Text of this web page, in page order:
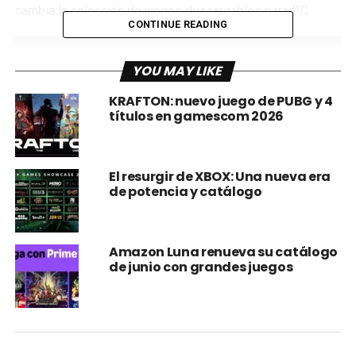
cambia la colección de juegos descargables para PC.
Este mes, ¡Luna tiene todo cubierto! Los fans del icónico
arqueólogo tendrán nuevas aventuras en las que
embarcarse hoy mismo en el DLC Indiana Jones y el Gran
Círculo™: La Orden de los Gigantes, que ya está disponible
para los jugadores de Luna.
CONTINUE READING
YOU MAY LIKE
KRAFTON: nuevo juego de PUBG y 4
títulos en gamescom 2026
El resurgir de XBOX: Una nueva era
de potencia y catálogo
Amazon Luna renueva su catálogo
de junio con grandes juegos